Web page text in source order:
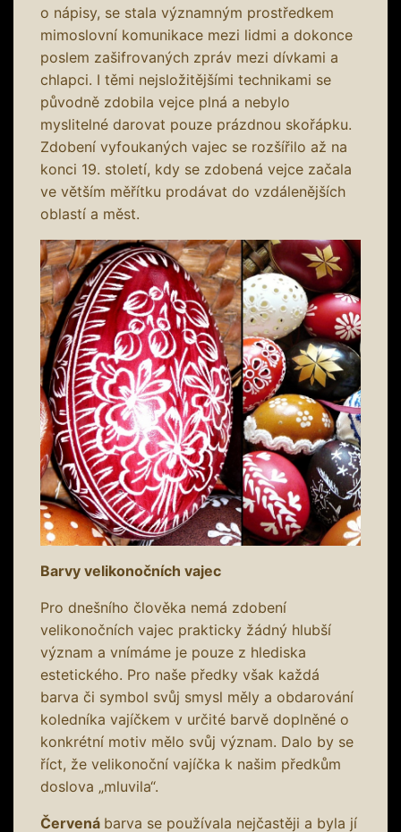
o nápisy, se stala významným prostředkem
mimoslovní komunikace mezi lidmi a dokonce
poslem zašifrovaných zpráv mezi dívkami a
chlapci. I těmi nejsložitějšími technikami se
původně zdobila vejce plná a nebylo
myslitelné darovat pouze prázdnou skořápku.
Zdobení vyfoukaných vajec se rozšířilo až na
konci 19. století, kdy se zdobená vejce začala
ve větším měřítku prodávat do vzdálenějších
oblastí a měst.
Barvy velikonočních vajec
Pro dnešního člověka nemá zdobení
velikonočních vajec prakticky žádný hlubší
význam a vnímáme je pouze z hlediska
estetického. Pro naše předky však každá
barva či symbol svůj smysl měly a obdarování
koledníka vajíčkem v určité barvě doplněné o
konkrétní motiv mělo svůj význam. Dalo by se
říct, že velikonoční vajíčka k našim předkům
doslova „mluvila“.
Červená barva se používala nejčastěji a byla jí